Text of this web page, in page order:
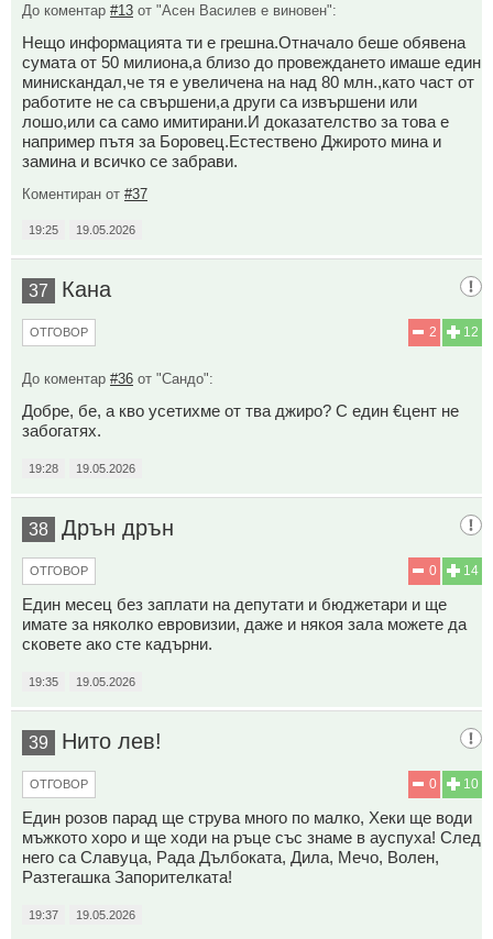
До коментар #13 от "Асен Василев е виновен":
Нещо информацията ти е грешна.Отначало беше обявена
сумата от 50 милиона,а близо до провеждането имаше един
минискандал,че тя е увеличена на над 80 млн.,като част от
работите не са свършени,а други са извършени или
лошо,или са само имитирани.И доказателство за това е
например пътя за Боровец.Естествено Джирото мина и
замина и всичко се забрави.
Коментиран от #37
19:25 19.05.2026
37 Кана
12
2
ОТГОВОР
До коментар #36 от "Сандо":
Добре, бе, а кво усетихме от тва джиро? С един €цент не
забогатях.
19:28 19.05.2026
38 Дрън дрън
14
0
ОТГОВОР
Един месец без заплати на депутати и бюджетари и ще
имате за няколко евровизии, даже и някоя зала можете да
сковете ако сте кадърни.
19:35 19.05.2026
39 Нито лев!
10
0
ОТГОВОР
Един розов парад ще струва много по малко, Хеки ще води
мъжкото хоро и ще ходи на ръце със знаме в ауспуха! След
него са Славуца, Рада Дълбоката, Дила, Мечо, Волен,
Разтегашка Запорителката!
19:37 19.05.2026